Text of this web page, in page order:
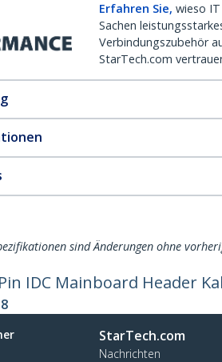
Erfahren Sie, wieso
Sachen
Verbindungszubehör
StarTech.com
sind Änderungen ohne
IDC Mainboard Header
StarTech.com
Nachrichten